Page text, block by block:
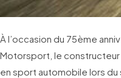
À l’occasion du 75ème
Motorsport, le constructeur
en sport automobile lors du